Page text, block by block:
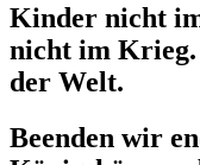
Kinder nicht
nicht im
der Welt.
Beenden wir